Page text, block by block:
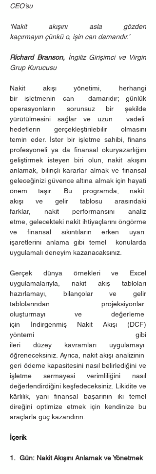
CEO’su
‘Nakit akışını asla gözden
kaçırmayın çünkü o, işin can damarıdır.’
Richard Branson, İngiliz Girişimci ve Virgin
Grup Kurucusu
Nakit akışı yönetimi, herhangi
bir işletmenin can  damarıdır; günlük
operasyonların sorunsuz bir şekilde
yürütülmesini sağlar ve uzun  vadeli
hedeflerin gerçekleştirilebilir olmasını
temin eder. İster bir işletme sahibi, finans
profesyoneli ya da finansal okuryazarlığını
geliştirmek isteyen biri olun, nakit akışını
anlamak, bilinçli kararlar almak ve finansal
geleceğinizi güvence altına almak için hayati
önem taşır. Bu programda, nakit
akışı ve gelir tablosu arasındaki
farklar, nakit performansını analiz
etme, gelecekteki nakit ihtiyaçlarını öngörme
ve finansal sıkıntıların erken uyarı
işaretlerini anlama gibi temel  konularda
uygulamalı deneyim kazanacaksınız.
Gerçek dünya örnekleri ve Excel
uygulamalarıyla, nakit akış tabloları
hazırlamayı, bilançolar ve gelir
tablolarından projeksiyonlar
oluşturmayı ve değerleme
için İndirgenmiş Nakit Akışı (DCF)
yöntemi gibi
ileri düzey kavramları uygulamayı
öğreneceksiniz. Ayrıca, nakit akışı analizinin
geri ödeme kapasitesini nasıl belirlediğini ve
işletme sermayesi verimliliğini nasıl
değerlendirdiğini keşfedeceksiniz. Likidite ve
kârlılık, yani finansal başarının iki temel
direğini optimize etmek için kendinize bu
araçlarla güç kazandırın.
İçerik
1.  Gün: Nakit Akışını Anlamak ve Yönetmek